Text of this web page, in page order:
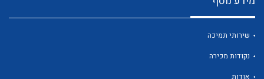
שירותי תמיכה
נקודות מכירה
אודות